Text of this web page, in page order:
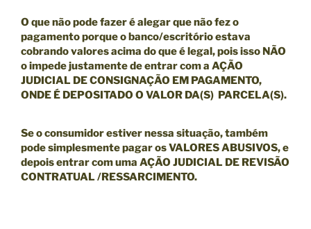
O que não pode fazer é alegar que não fez o
pagamento porque o banco/escritório estava
cobrando valores acima do que é legal, pois isso NÃO
o impede justamente de entrar com a AÇÃO
JUDICIAL DE CONSIGNAÇÃO EM PAGAMENTO,
ONDE É DEPOSITADO O VALOR DA(S) PARCELA(S).
Se o consumidor estiver nessa situação, também
pode simplesmente pagar os VALORES ABUSIVOS, e
depois entrar com uma AÇÃO JUDICIAL DE REVISÃO
CONTRATUAL /RESSARCIMENTO.